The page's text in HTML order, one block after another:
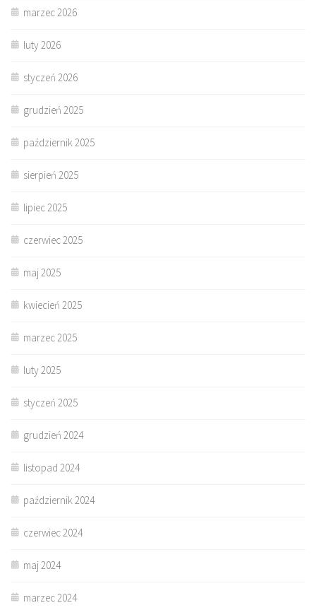
marzec 2026
luty 2026
styczeń 2026
grudzień 2025
październik 2025
sierpień 2025
lipiec 2025
czerwiec 2025
maj 2025
kwiecień 2025
marzec 2025
luty 2025
styczeń 2025
grudzień 2024
listopad 2024
październik 2024
czerwiec 2024
maj 2024
marzec 2024